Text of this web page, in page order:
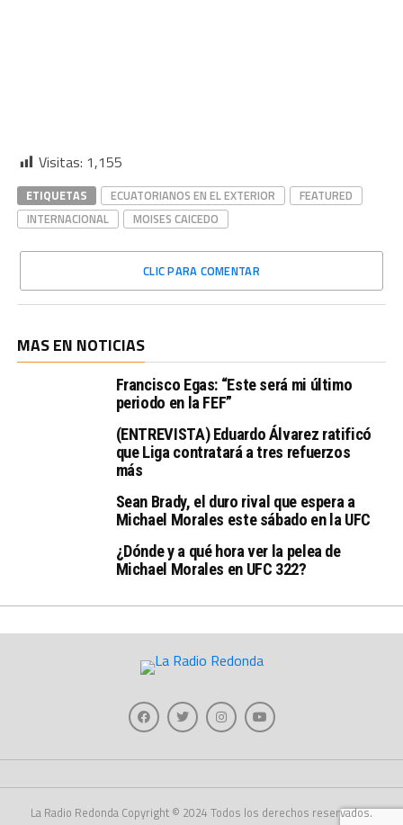
Visitas: 1,155
ETIQUETAS ECUATORIANOS EN EL EXTERIOR
FEATURED
INTERNACIONAL
MOISES CAICEDO
CLIC PARA COMENTAR
MAS EN NOTICIAS
Francisco Egas: “Este será mi último
periodo en la FEF”
(ENTREVISTA) Eduardo Álvarez ratificó
que Liga contratará a tres refuerzos
más
Sean Brady, el duro rival que espera a
Michael Morales este sábado en la UFC
¿Dónde y a qué hora ver la pelea de
Michael Morales en UFC 322?
La Radio Redonda Copyright © 2024 Todos los derechos reservados.